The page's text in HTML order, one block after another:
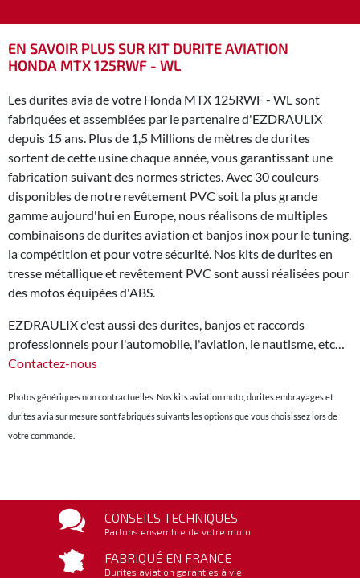
EN SAVOIR PLUS SUR KIT DURITE AVIATION
HONDA MTX 125RWF - WL
Les durites avia de votre Honda MTX 125RWF - WL sont
fabriquées et assemblées par le partenaire d'EZDRAULIX
depuis 15 ans. Plus de 1,5 Millions de mètres de durites
sortent de cette usine chaque année, vous garantissant une
fabrication suivant des normes strictes. Avec 30 couleurs
disponibles de notre revêtement PVC soit la plus grande
gamme aujourd'hui en Europe, nous réalisons de multiples
combinaisons de durites aviation et banjos inox pour le tuning,
la compétition et pour votre sécurité. Nos kits de durites en
tresse métallique et revêtement PVC sont aussi réalisées pour
des motos équipées d'ABS.
EZDRAULIX c'est aussi des durites, banjos et raccords
professionnels pour l'automobile, l'aviation, le nautisme, etc…
Contactez-nous
Photos génériques non contractuelles. Nos kits aviation moto, durites embrayages et
durites avia sur mesure sont fabriqués suivants les options que vous choisissez lors de
votre commande.
CONSEILS TECHNIQUES
Parlons ensemble de votre moto
FABRIQUÉ EN FRANCE
Durites aviation garanties à vie